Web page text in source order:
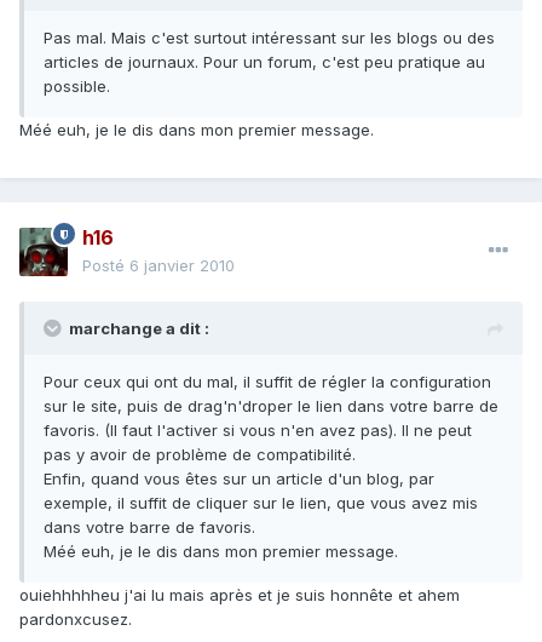
Pas mal. Mais c'est surtout intéressant sur les blogs ou des
articles de journaux. Pour un forum, c'est peu pratique au
possible.
Méé euh, je le dis dans mon premier message.
h16
Posté 6 janvier 2010
marchange a dit :
Pour ceux qui ont du mal, il suffit de régler la configuration
sur le site, puis de drag'n'droper le lien dans votre barre de
favoris. (Il faut l'activer si vous n'en avez pas). Il ne peut
pas y avoir de problème de compatibilité.
Enfin, quand vous êtes sur un article d'un blog, par
exemple, il suffit de cliquer sur le lien, que vous avez mis
dans votre barre de favoris.
Méé euh, je le dis dans mon premier message.
ouiehhhhheu j'ai lu mais après et je suis honnête et ahem
pardonxcusez.